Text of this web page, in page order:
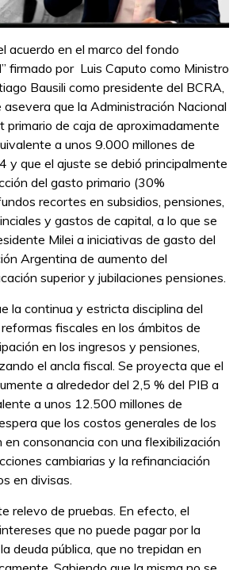
acuerdo en el marco del fondo
firmado por Luis Caputo como Ministro
Bausili como presidente del BCRA,
que la Administración Nacional
primario de caja de aproximadamente
a unos 9.000 millones de
y que el ajuste se debió principalmente
del gasto primario (30%
recortes en subsidios, pensiones,
y gastos de capital, a lo que se
Milei a iniciativas de gasto del
Argentina de aumento del
superior y jubilaciones pensiones.
la continua y estricta disciplina del
fiscales en los ámbitos de
en los ingresos y pensiones,
el ancla fiscal. Se proyecta que el
a alrededor del 2,5 % del PIB a
a unos 12.500 millones de
que los costos generales de los
consonancia con una flexibilización
cambiarias y la refinanciación
en divisas.
relevo de pruebas. En efecto, el
que no puede pagar por la
deuda pública, que no trepidan en